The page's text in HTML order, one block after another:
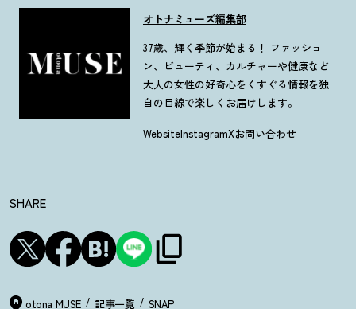
オトナミューズ編集部
37歳、輝く季節が始まる！ ファッショ
ン、ビューティ、カルチャーや健康など
大人の女性の好奇心をくすぐる情報を独
自の目線で楽しくお届けします。
WebsiteInstagramXお問い合わせ
SHARE
otona MUSE 記事一覧 SNAP